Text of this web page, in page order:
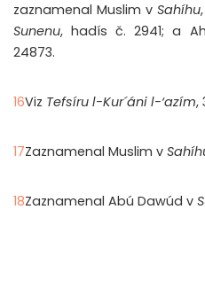
zaznamenal Muslim v Sahíhu
Sunenu, hadís č. 2941; a
24873.
16Viz Tefsíru l-Kur´áni l-‘azím,
17Zaznamenal Muslim v
18Zaznamenal Abú Dawúd v